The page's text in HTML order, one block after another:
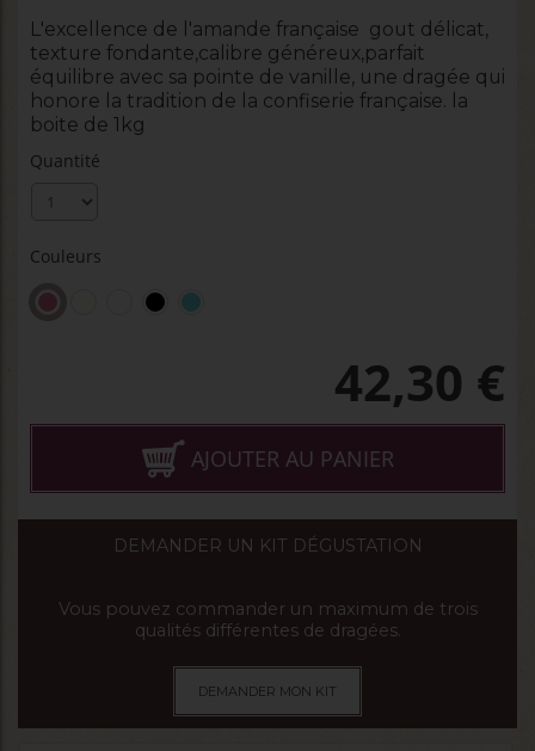
L'excellence de l'amande française gout délicat,
texture fondante,calibre généreux,parfait
équilibre avec sa pointe de vanille, une dragée qui
honore la tradition de la confiserie française. la
boite de 1kg
Quantité
Couleurs
42,30 €
AJOUTER AU PANIER
DEMANDER UN KIT DÉGUSTATION
Vous pouvez commander un maximum de trois
qualités différentes de dragées.
DEMANDER MON KIT